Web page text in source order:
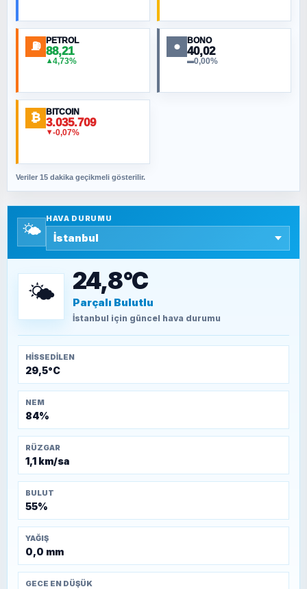
NURETTIN BÖLÜK
ORHAN KILIÇOĞLU
Fahişeye beyinli bir müstevli alçağına
SAVAŞ ŞAHİN
SEYFULLAH ÇİÇEK
TEOMAN ALPASLAN
Kütahya-Eskişehir Muharebeleri (10-24
⛽ PETROL
88,21
▲4,73%
● BONO
40,02
▬0,00%
₿ BITCOIN
3.035.709
▼-0,07%
Veriler 15 dakika geçikmeli gösterilir.
🌤️
HAVA DURUMU
🌤️ 24,8°C
Parçalı Bulutlu
İstanbul için güncel hava durumu
HISSEDILEN
29,5°C
NEM
84%
RÜZGAR
1,1 km/sa
BULUT
55%
YAĞIŞ
0,0 mm
GECE EN DÜŞÜK